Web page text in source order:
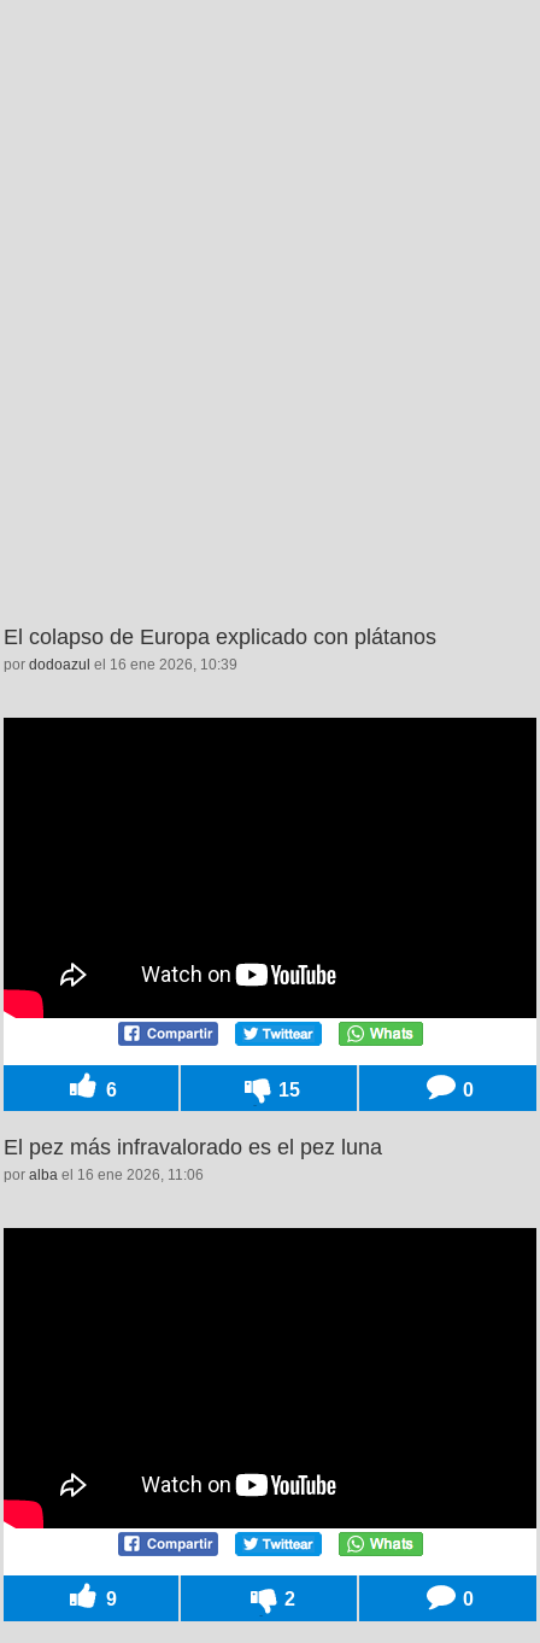
El colapso de Europa explicado con plátanos
por dodoazul el 16 ene 2026, 10:39
6 15 0
El pez más infravalorado es el pez luna
por alba el 16 ene 2026, 11:06
9 2 0